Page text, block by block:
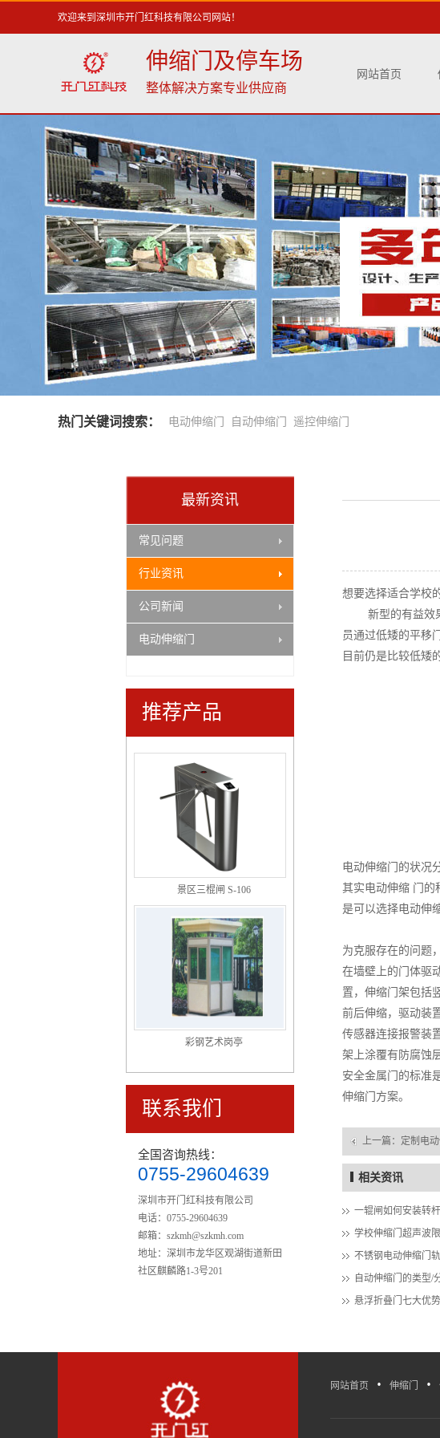
欢迎来到深圳市开门红科技有限公司网站！
伸缩门及停车场
整体解决方案专业供应商
网站首页
热门关键词搜索： 电动伸缩门 自动伸缩门 遥控伸缩门
最新资讯
常见问题
行业资讯
公司新闻
电动伸缩门
推荐产品
景区三棍闸 S-106
彩钢艺术岗亭
联系我们
全国咨询热线：
0755-29604639
深圳市开门红科技有限公司
电话：0755-29604639
邮箱： szkmh@szkmh.com
地址：深圳市龙华区观湖街道新田
社区麒麟路1-3号201
想要选择适合学校
新型的有益效果
员通过低矮的平移
目前仍是比较低矮
电动伸缩门的状况
其实电动伸缩 门的
是可以选择电动伸
为克服存在的问题
在墙壁上的门体驱
置，伸缩门架包括
前后伸缩，驱动装
传感器连接报警装
架上涂覆有防腐蚀
安全金属门的标准
伸缩门方案。
上一篇： 定制电
相关资讯
学校伸缩门超声波
自动伸缩门的类型/
悬浮折叠门七大优势
网站首页 · 伸缩门 ·